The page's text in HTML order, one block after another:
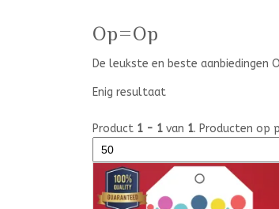
Op=Op
De leukste en beste aanbiedingen
Enig resultaat
Product 1 - 1 van 1. Producten op